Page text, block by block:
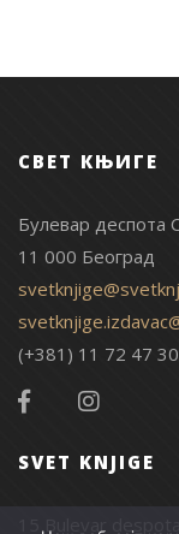
СВЕТ КЊИГЕ
Булевар деспота
11 000 Београд
(+381) 11 72 47
SVET KNJIGE
15 Bulevar